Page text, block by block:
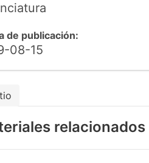
de publicación:
08-15
relacionados